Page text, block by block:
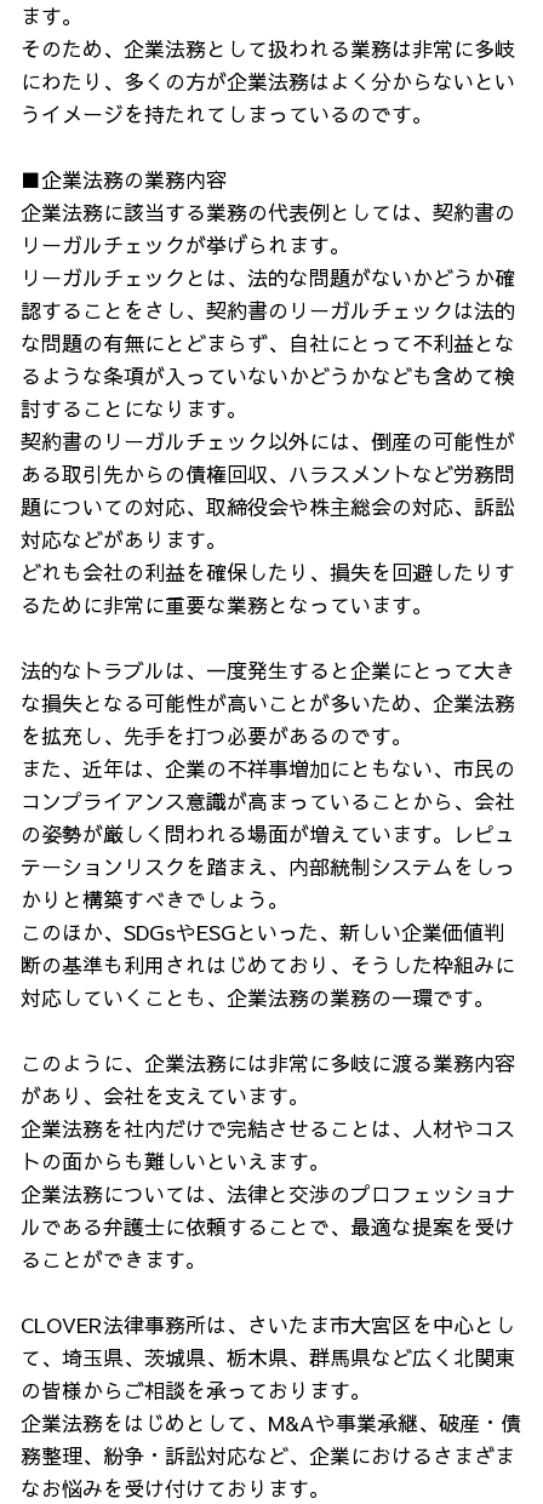
ます。
そのため、企業法務として扱われる業務は非常に多岐
にわたり、多くの方が企業法務はよく分からないとい
うイメージを持たれてしまっているのです。
■企業法務の業務内容
企業法務に該当する業務の代表例としては、契約書の
リーガルチェックが挙げられます。
リーガルチェックとは、法的な問題がないかどうか確
認することをさし、契約書のリーガルチェックは法的
な問題の有無にとどまらず、自社にとって不利益とな
るような条項が入っていないかどうかなども含めて検
討することになります。
契約書のリーガルチェック以外には、倒産の可能性が
ある取引先からの債権回収、ハラスメントなど労務問
題についての対応、取締役会や株主総会の対応、訴訟
対応などがあります。
どれも会社の利益を確保したり、損失を回避したりす
るために非常に重要な業務となっています。
法的なトラブルは、一度発生すると企業にとって大き
な損失となる可能性が高いことが多いため、企業法務
を拡充し、先手を打つ必要があるのです。
また、近年は、企業の不祥事増加にともない、市民の
コンプライアンス意識が高まっていることから、会社
の姿勢が厳しく問われる場面が増えています。レピュ
テーションリスクを踏まえ、内部統制システムをしっ
かりと構築すべきでしょう。
このほか、SDGsやESGといった、新しい企業価値判
断の基準も利用されはじめており、そうした枠組みに
対応していくことも、企業法務の業務の一環です。
このように、企業法務には非常に多岐に渡る業務内容
があり、会社を支えています。
企業法務を社内だけで完結させることは、人材やコス
トの面からも難しいといえます。
企業法務については、法律と交渉のプロフェッショナ
ルである弁護士に依頼することで、最適な提案を受け
ることができます。
CLOVER法律事務所は、さいたま市大宮区を中心とし
て、埼玉県、茨城県、栃木県、群馬県など広く北関東
の皆様からご相談を承っております。
企業法務をはじめとして、M&Aや事業承継、破産・債
務整理、紛争・訴訟対応など、企業におけるさまざま
なお悩みを受け付けております。